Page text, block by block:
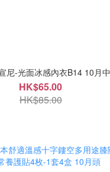
尼-光面冰感內衣B14 10月中
HK$65.00
HK$85.00